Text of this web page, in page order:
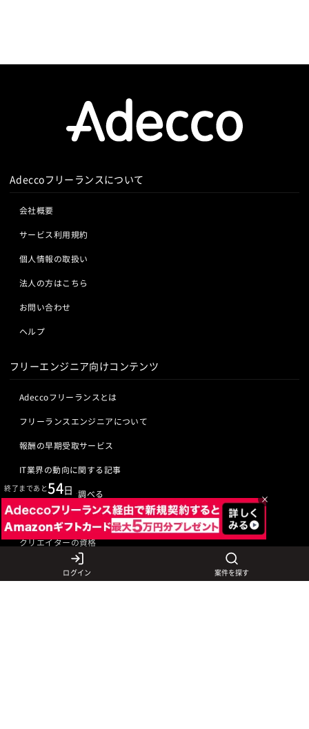
Adeccoフリーランスについて
会社概要
サービス利用規約
個人情報の取扱い
法人の方はこちら
お問い合わせ
ヘルプ
フリーエンジニア向けコンテンツ
Adeccoフリーランスとは
フリーランスエンジニアについて
報酬の早期受取サービス
IT業界の動向に関する記事
IT業界の用語を調べる
ITエンジニアの資格
クリエイターの資格
言語から探す
ログイン 案件を探す
×
終了まであと54日